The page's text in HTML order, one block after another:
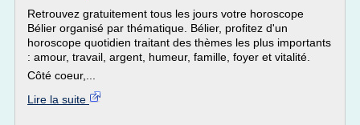
Retrouvez gratuitement tous les jours votre horoscope
Bélier organisé par thématique. Bélier, profitez d'un
horoscope quotidien traitant des thèmes les plus importants
: amour, travail, argent, humeur, famille, foyer et vitalité.
Côté coeur,...
Lire la suite